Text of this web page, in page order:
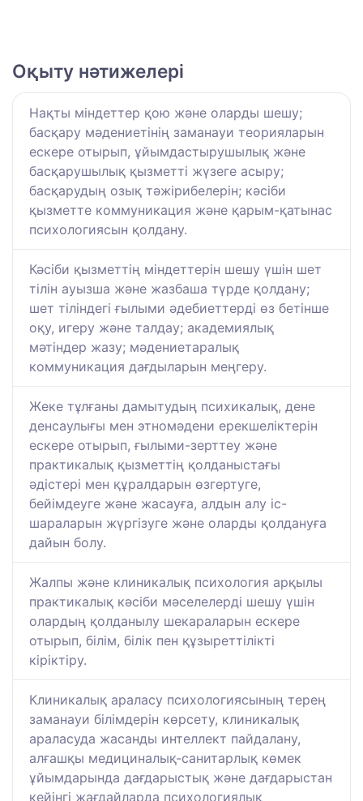
Оқыту нәтижелері
Нақты міндеттер қою және оларды шешу;
басқару мәдениетінің заманауи теорияларын
ескере отырып, ұйымдастырушылық және
басқарушылық қызметті жүзеге асыру;
басқарудың озық тәжірибелерін; кәсіби
қызметте коммуникация және қарым-қатынас
психологиясын қолдану.
Кәсіби қызметтің міндеттерін шешу үшін шет
тілін ауызша және жазбаша түрде қолдану;
шет тіліндегі ғылыми әдебиеттерді өз бетінше
оқу, игеру және талдау; академиялық
мәтіндер жазу; мәдениетаралық
коммуникация дағдыларын меңгеру.
Жеке тұлғаны дамытудың психикалық, дене
денсаулығы мен этномәдени ерекшеліктерін
ескере отырып, ғылыми-зерттеу және
практикалық қызметтің қолданыстағы
әдістері мен құралдарын өзгертуге,
бейімдеуге және жасауға, алдын алу іс-
шараларын жүргізуге және оларды қолдануға
дайын болу.
Жалпы және клиникалық психология арқылы
практикалық кәсіби мәселелерді шешу үшін
олардың қолданылу шекараларын ескере
отырып, білім, білік пен құзыреттілікті
кіріктіру.
Клиникалық араласу психологиясының терең
заманауи білімдерін көрсету, клиникалық
араласуда жасанды интеллект пайдалану,
алғашқы медициналық-санитарлық көмек
ұйымдарында дағдарыстық және дағдарыстан
кейінгі жағдайларда психологиялық